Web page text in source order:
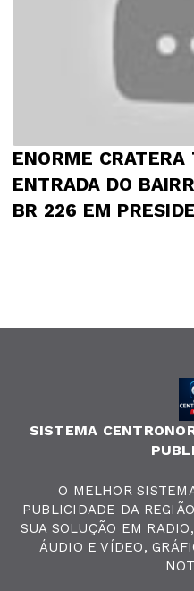
ENORME
ENTRADA DO
BR 226 EM
SISTEMA
O MELHOR
PUBLICIDADE DA
SUA SOLUÇÃO EM
ÁUDIO E VÍDEO,